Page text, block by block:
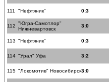
111 "Нефтяник" 0:3
112 "Югра-Самотлор"
Нижневартовск
3:0
113 "Нефтяник" 0:3
114 "Урал" Уфа 3:2
115 "Локомотив" Новосибирск3:0